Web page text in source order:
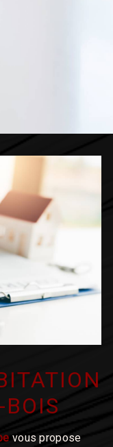
vous propose